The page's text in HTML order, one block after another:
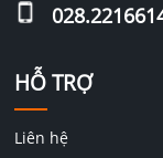
HỖ TRỢ
Liên hệ